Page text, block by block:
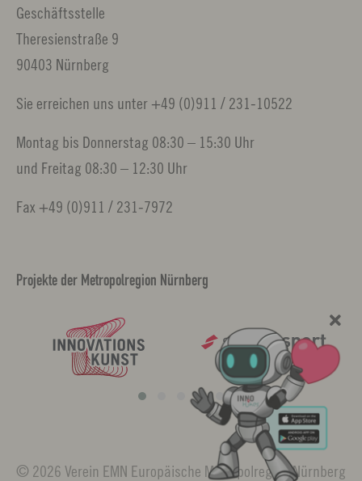
Geschäftsstelle
Theresienstraße 9
90403 Nürnberg
Sie erreichen uns unter +49 (0)911 / 231-10522
Montag bis Donnerstag 08:30 – 15:30 Uhr
und Freitag 08:30 – 12:30 Uhr
Fax +49 (0)911 / 231-7972
Projekte der Metropolregion Nürnberg
© 2026 Verein EMN Europäische Metropolregion Nürnberg